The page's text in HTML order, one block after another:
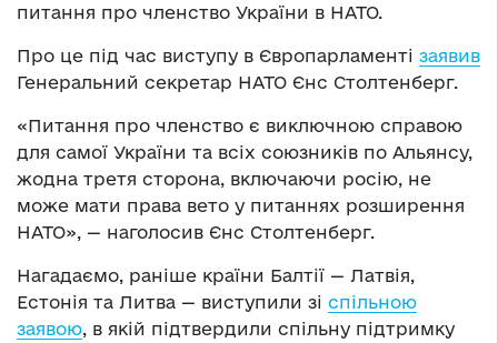
питання про членство України в НАТО.
Про це під час виступу в Європарламенті заявив
Генеральний секретар НАТО Єнс Столтенберг.
«Питання про членство є виключною справою
для самої України та всіх союзників по Альянсу,
жодна третя сторона, включаючи росію, не
може мати права вето у питаннях розширення
НАТО», — наголосив Єнс Столтенберг.
Нагадаємо, раніше країни Балтії — Латвія,
Естонія та Литва — виступили зі спільною
заявою, в якій підтвердили спільну підтримку